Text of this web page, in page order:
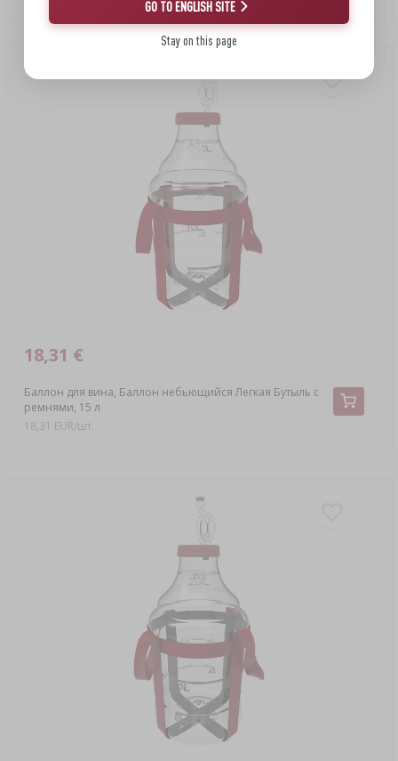
Баллон для вина, Баллон небьющийся Легкая Бутыль с
ремнями, 15 л
18,31 €
18,31 EUR/шт.
GO TO ENGLISH SITE
Stay on this page